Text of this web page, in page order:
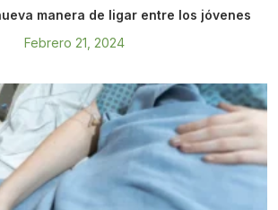
manera de ligar entre los jóvenes
Febrero 21, 2024